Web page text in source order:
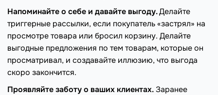
Напоминайте о себе и давайте выгоду.Делайте
триггерные рассылки, если покупатель «застрял» на
просмотре товара или бросил корзину. Делайте
выгодные предложения по тем товарам, которые он
просматривал, и создавайте иллюзию, что выгода
скоро закончится.
Проявляйте заботу о ваших клиентах.Заранее